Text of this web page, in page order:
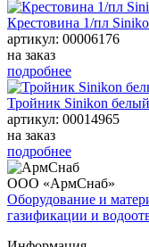
Крестовина 1/пл
артикул: 00006176
на заказ
подробнее
Тройник Sinikon
артикул: 00014965
на заказ
подробнее
ООО «АрмСнаб»
Оборудование и
газификации и